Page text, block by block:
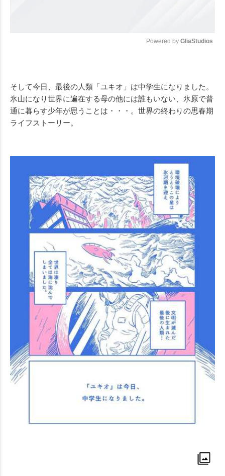
Powered by GliaStudios
そして今日、最後の人類「ユキオ」は中学生になりました。
氷山になり世界に遍在する母の他には誰もいない、氷原で普
通に暮らす少年が思うことは・・・。世界の終わりの思春期
ライフストーリー。